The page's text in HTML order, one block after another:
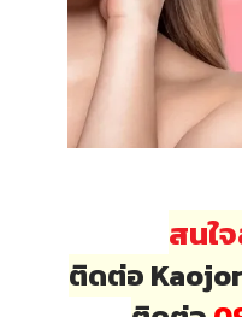
สนใ
ติดต่อ